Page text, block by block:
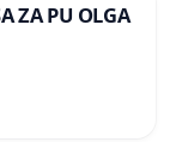
ZA PU OLGA